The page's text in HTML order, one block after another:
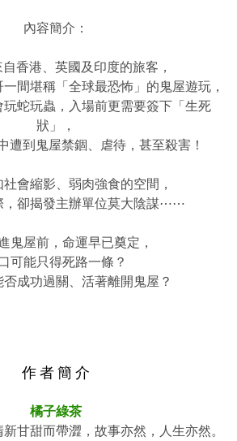
內容簡介：
香港、英國及印度的旅客，
間堪稱「全球最恐怖」的鬼屋遊玩，
蛇玩蟲，入場前更需要簽下「生死
狀」，
遭到鬼屋禁錮、虐待，甚至殺害！
會縮影、弱肉強食的空間，
，卻揭發主辦單位莫大陰謀⋯⋯
鬼屋前，命運早已奠定，
可能只得死路一條？
否成功過關、活著離開鬼屋？
作 者 簡 介
橘子綠茶
甘甜而帶澀，故事亦然，人生亦然。